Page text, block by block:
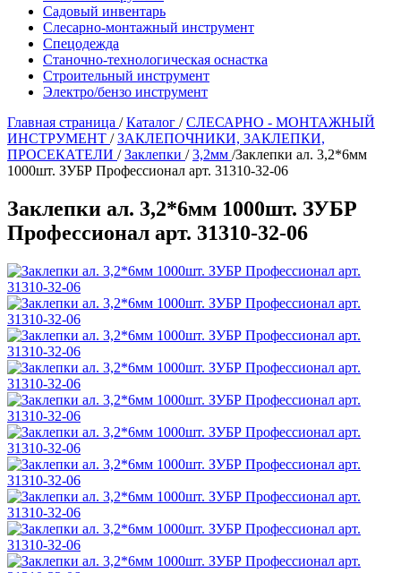
Садовый инвентарь
Слесарно-монтажный инструмент
Спецодежда
Станочно-технологическая оснастка
Строительный инструмент
Электро/бензо инструмент
Главная страница / Каталог / СЛЕСАРНО - МОНТАЖНЫЙ
ИНСТРУМЕНТ / ЗАКЛЕПОЧНИКИ, ЗАКЛЕПКИ,
ПРОСЕКАТЕЛИ / Заклепки / 3,2мм /Заклепки ал. 3,2*6мм
1000шт. ЗУБР Профессионал арт. 31310-32-06
Заклепки ал. 3,2*6мм 1000шт. ЗУБР
Профессионал арт. 31310-32-06